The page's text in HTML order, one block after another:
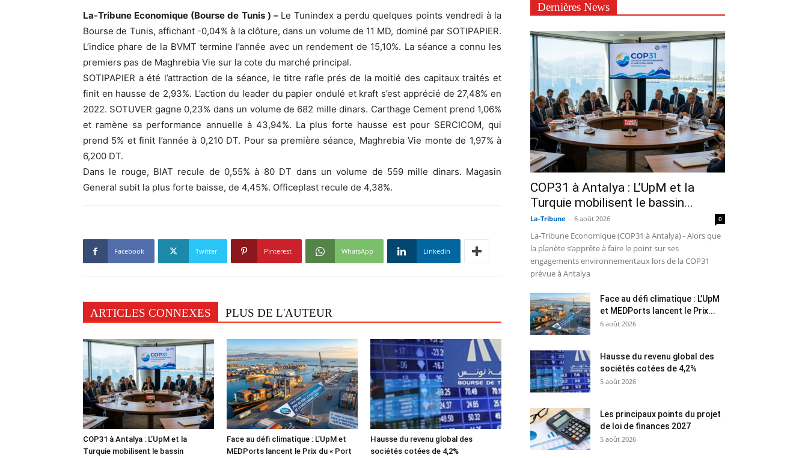
La-Tribune Economique (Bourse de Tunis ) – Le Tunindex a perdu quelques points vendredi à la
Bourse de Tunis, affichant -0,04% à la clôture, dans un volume de 11 MD, dominé par SOTIPAPIER.
L’indice phare de la BVMT termine l’année avec un rendement de 15,10%. La séance a connu les
premiers pas de Maghrebia Vie sur la cote du marché principal.
SOTIPAPIER a été l’attraction de la séance, le titre rafle prés de la moitié des capitaux traités et
finit en hausse de 2,93%. L’action du leader du papier ondulé et kraft s’est apprécié de 27,48% en
2022. SOTUVER gagne 0,23% dans un volume de 682 mille dinars. Carthage Cement prend 1,06%
et ramène sa performance annuelle à 43,94%. La plus forte hausse est pour SERCICOM, qui
prend 5% et finit l’année à 0,210 DT. Pour sa première séance, Maghrebia Vie monte de 1,97% à
6,200 DT.
Dans le rouge, BIAT recule de 0,55% à 80 DT dans un volume de 559 mille dinars. Magasin
General subit la plus forte baisse, de 4,45%. Officeplast recule de 4,38%.
Facebook Twitter Pinterest WhatsApp Linkedin
ARTICLES CONNEXES PLUS DE L'AUTEUR
COP31 à Antalya : L’UpM et la
Turquie mobilisent le bassin
Face au défi climatique : L’UpM et
MEDPorts lancent le Prix du « Port
Hausse du revenu global des
sociétés cotées de 4,2%
Dernières News
COP31 à Antalya : L’UpM et la
Turquie mobilisent le bassin...
La-Tribune - 6 août 2026 0
La-Tribune Economique (COP31 à Antalya) - Alors que
la planète s’apprête à faire le point sur ses
engagements environnementaux lors de la COP31
prévue à Antalya
Face au défi climatique : L’UpM
et MEDPorts lancent le Prix...
6 août 2026
Hausse du revenu global des
sociétés cotées de 4,2%
5 août 2026
Les principaux points du projet
de loi de finances 2027
5 août 2026